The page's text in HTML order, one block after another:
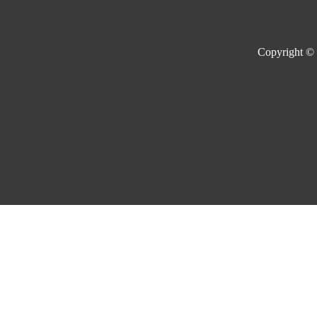
Copyright ©